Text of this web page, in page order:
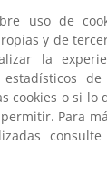
1792)
o de Florida
uso de
y de
la
de
cookies o si lo
Para
consulte